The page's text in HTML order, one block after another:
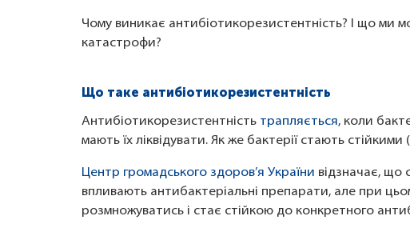
Чому виникає антибіотикорезистентність? І що
катастрофи?
Що таке антибіотикорезистентність
Антибіотикорезистентність трапляється, коли
мають їх ліквідувати. Як же бактерії стають
Центр громадського здоров’я України відзначає, що
впливають антибактеріальні препарати, але при
розмножуватись і стає стійкою до конкретного